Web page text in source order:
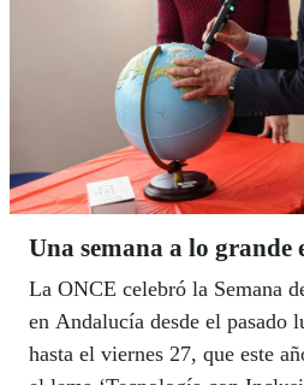
Una semana a lo grande
La ONCE celebró la Semana
en Andalucía desde el pasado
hasta el viernes 27, que este